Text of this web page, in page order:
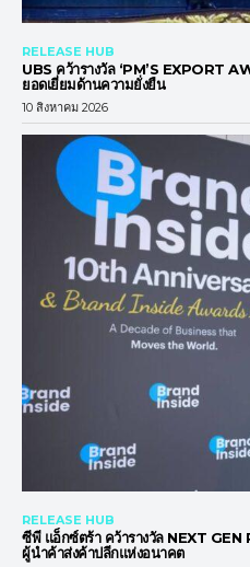
RELEASE HUB
UBS คว้ารางวัล ‘PM’S EXPORT
ยอดเยี่ยมด้านความยั่งยืน
10 สิงหาคม 2026
RELEASE HUB
ซีพี แอ็กซ์ตร้า คว้ารางวัล NEXT
ผู้นำค้าส่งค้าปลีกแห่งอนาคต